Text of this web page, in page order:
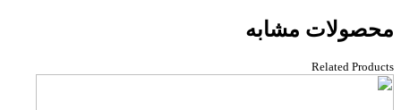
محصولات مشابه
Related Products